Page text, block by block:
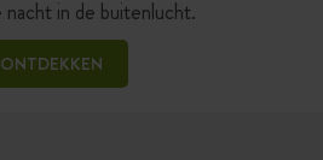
in de buitenlucht.
ONTDEKKEN